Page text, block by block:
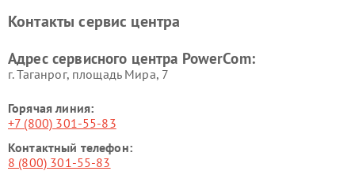
Контакты сервис центра
Адрес сервисного центра PowerCom:
г. Таганрог, площадь Мира, 7
Горячая линия:
+7 (800) 301-55-83
Контактный телефон:
8 (800) 301-55-83